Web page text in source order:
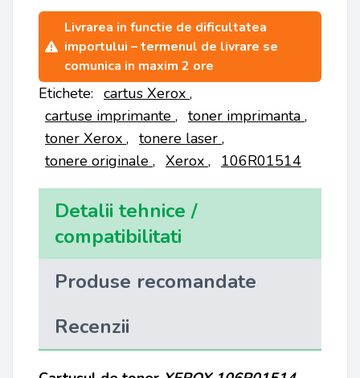
Livrarea in functie de dificultatea
importului – termenul de livrare se
comunica in maxim 2 ore
Etichete: cartus Xerox ,
cartuse imprimante , toner imprimanta ,
toner Xerox , tonere laser ,
tonere originale , Xerox , 106R01514
Detalii tehnice /
compatibilitati
Produse recomandate
Recenzii